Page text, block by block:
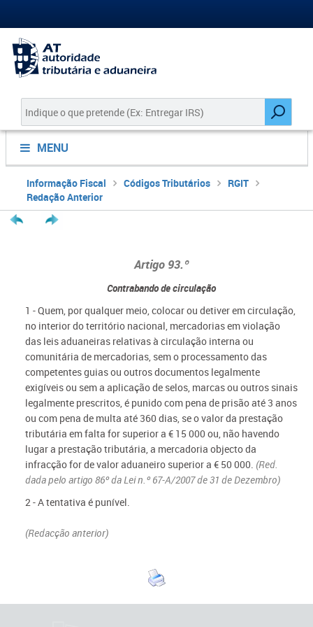
MENU
Informação Fiscal Códigos Tributários
RGIT
Redação Anterior
Artigo 93.º
Contrabando de circulação
1 - Quem, por qualquer meio, colocar ou detiver em circulação,
no interior do território nacional, mercadorias em violação
das leis aduaneiras relativas à circulação interna ou
comunitária de mercadorias, sem o processamento das
competentes guias ou outros documentos legalmente
exigíveis ou sem a aplicação de selos, marcas ou outros sinais
legalmente prescritos, é punido com pena de prisão até 3 anos
ou com pena de multa até 360 dias, se o valor da prestação
tributária em falta for superior a € 15 000 ou, não havendo
lugar a prestação tributária, a mercadoria objecto da
infracção for de valor aduaneiro superior a € 50 000. (Red.
dada pelo artigo 86º da Lei n.º 67-A/2007 de 31 de Dezembro)
2 - A tentativa é punível.
(Redacção anterior)